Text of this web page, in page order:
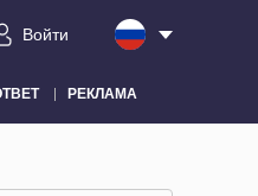
Войти
РЕКЛАМА